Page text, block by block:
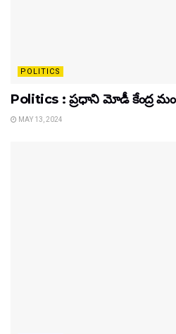
POLITICS
Politics : ప్రధాని మోడీ కేంద్ర
MAY 13, 2024